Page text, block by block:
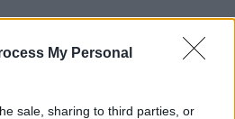
My Personal
sale, sharing to third parties, or
Megjavították a
gázelosztót, amelynek
szolnoki általános